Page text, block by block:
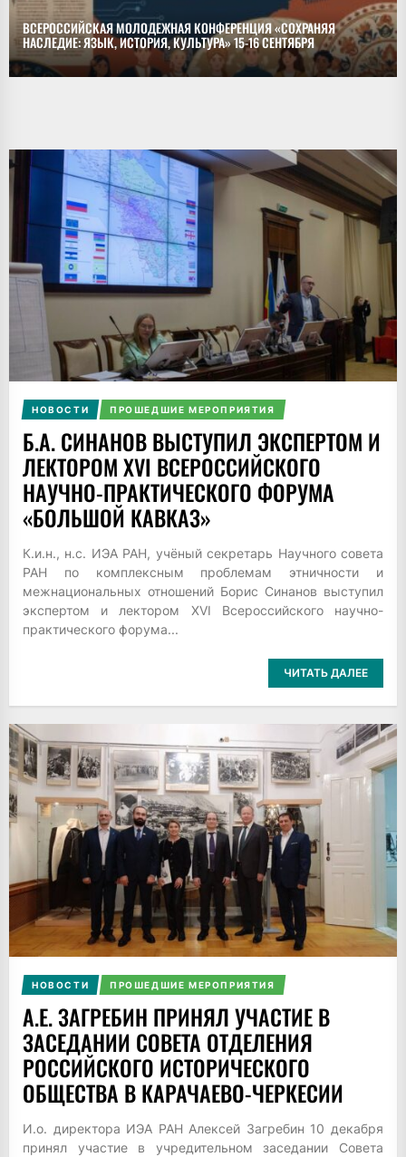
ВСЕРОССИЙСКАЯ МОЛОДЕЖНАЯ КОНФЕРЕНЦИЯ «СОХРАНЯЯ
НАСЛЕДИЕ: ЯЗЫК, ИСТОРИЯ, КУЛЬТУРА» 15-16 СЕНТЯБРЯ
НОВОСТИ ПРОШЕДШИЕ МЕРОПРИЯТИЯ
Б.А. СИНАНОВ ВЫСТУПИЛ ЭКСПЕРТОМ И
ЛЕКТОРОМ XVI ВСЕРОССИЙСКОГО
НАУЧНО-ПРАКТИЧЕСКОГО ФОРУМА
«БОЛЬШОЙ КАВКАЗ»
К.и.н., н.с. ИЭА РАН, учёный секретарь Научного совета
РАН по комплексным проблемам этничности и
межнациональных отношений Борис Синанов выступил
экспертом и лектором XVI Всероссийского научно-
практического форума...
ЧИТАТЬ ДАЛЕЕ
НОВОСТИ ПРОШЕДШИЕ МЕРОПРИЯТИЯ
А.Е. ЗАГРЕБИН ПРИНЯЛ УЧАСТИЕ В
ЗАСЕДАНИИ СОВЕТА ОТДЕЛЕНИЯ
РОССИЙСКОГО ИСТОРИЧЕСКОГО
ОБЩЕСТВА В КАРАЧАЕВО-ЧЕРКЕСИИ
И.о. директора ИЭА РАН Алексей Загребин 10 декабря
принял участие в учредительном заседании Совета